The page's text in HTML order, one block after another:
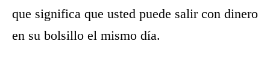
que significa que usted puede salir con dinero
en su bolsillo el mismo día.